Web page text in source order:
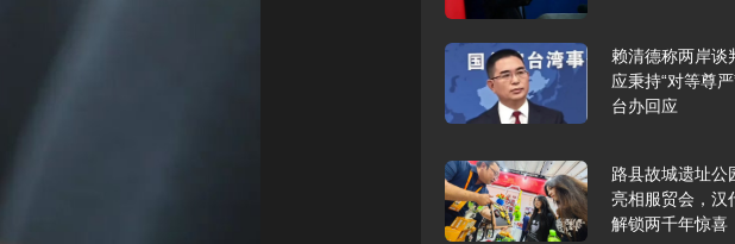
赖清德称两岸谈
应秉持“对等尊
台办回应
路县故城遗址公
亮相服贸会，汉
解锁两千年惊喜